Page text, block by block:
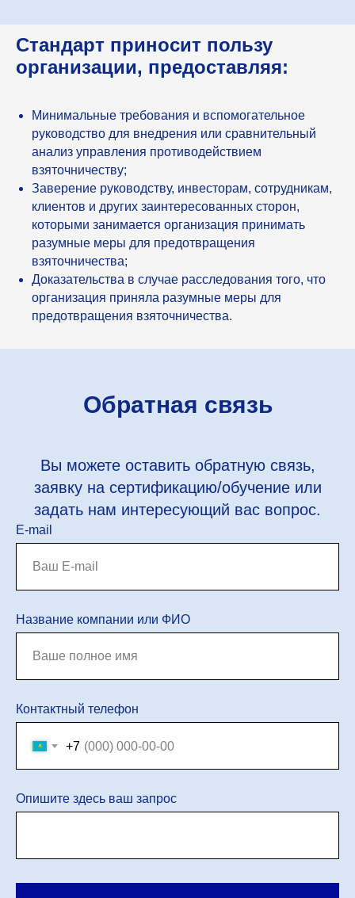
Стандарт приносит пользу
организации, предоставляя:
Минимальные требования и вспомогательное
руководство для внедрения или сравнительный
анализ управления противодействием
взяточничеству;
Заверение руководству, инвесторам, сотрудникам,
клиентов и других заинтересованных сторон,
которыми занимается организация принимать
разумные меры для предотвращения
взяточничества;
Доказательства в случае расследования того, что
организация приняла разумные меры для
предотвращения взяточничества.
Обратная связь
Вы можете оставить обратную связь,
заявку на сертификацию/обучение или
задать нам интересующий вас вопрос.
E-mail
Название компании или ФИО
Контактный телефон
+7
Опишите здесь ваш запрос